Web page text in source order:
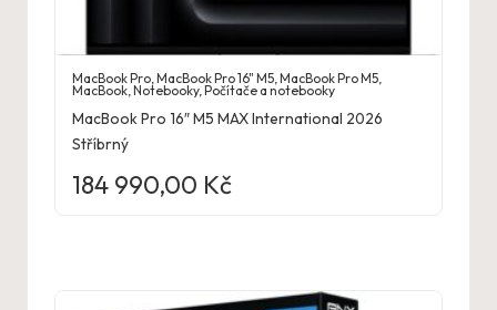
MacBook Pro ,MacBook Pro 16" M5 ,MacBook Pro M5
MacBook ,Notebooky,Počítače a notebooky
MacBook Pro 16″ M5 MAX International 2026
Stříbrný
184 990,00 Kč